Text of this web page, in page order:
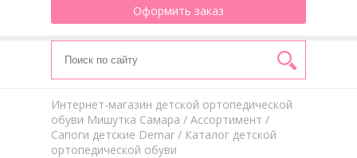
Оформить заказ
Интернет-магазин детской ортопедической
обуви Мишутка Самара / Aссортимент /
Сапоги детские Demar / Каталог детской
ортопедической обуви